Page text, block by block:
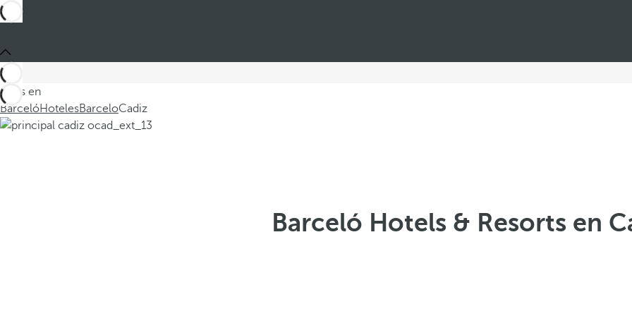
Estás en
BarcelóHotelesBarceloCadiz
Barceló Hotels & Resorts en